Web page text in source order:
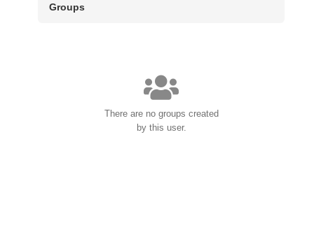
Groups
There are no groups created
by this user.